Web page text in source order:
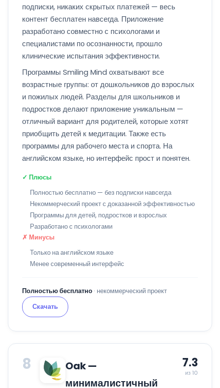
подписки, никаких скрытых платежей — весь
контент бесплатен навсегда. Приложение
разработано совместно с психологами и
специалистами по осознанности, прошло
клинические испытания эффективности.
Программы Smiling Mind охватывают все
возрастные группы: от дошкольников до взрослых
и пожилых людей. Разделы для школьников и
подростков делают приложение уникальным —
отличный вариант для родителей, которые хотят
приобщить детей к медитации. Также есть
программы для рабочего места и спорта. На
английском языке, но интерфейс прост и понятен.
✓ Плюсы
Полностью бесплатно — без подписки навсегда
Некоммерческий проект с доказанной эффективностью
Программы для детей, подростков и взрослых
Разработано с психологами
✗ Минусы
Только на английском языке
Менее современный интерфейс
Полностью бесплатно · некоммерческий проект
Скачать
8
Oak —
минималистичный
7.3
из 10